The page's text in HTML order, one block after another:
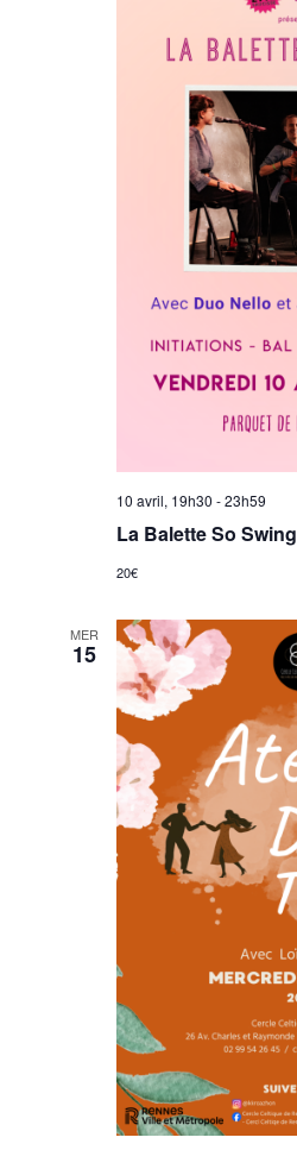
10 avril, 19h30 -23h59
La Balette So Swing
20€
MER
15